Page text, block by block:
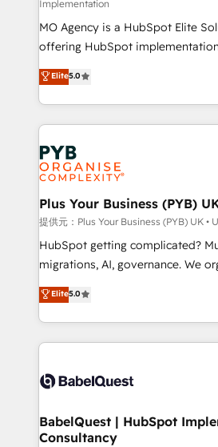
integrations across your full tech
object setup, CMS builds, and
- Dashboards, lifecycle
nurturing sequences. - Cross-hub
Marketing, Sales, Operations, and
Ongoing optimization, managed
scalable retainers. Let’s make HubSpot your most
powerful growth engine. Built to
drive results.
Implementation
MO Agency is a HubSpot Elite
offering HubSpot
automation, CRM and RevOps
paid media, content marketing,
search optimisation), and
WordPress development. We work with enterprise
and growth-led companies across
professional services, financial
industrial sectors. Offices in
Town, Dubai & London. 500+ HubSpot CRM
implementations delivered. AI
across ChatGPT, Claude,
Google AI Overviews. HubSpot Impact Award -
Innovation HubSpot Impact
Migration Excellence HubSpot
accreditations with HubSpot.
Elite5.0
Plus Your Business (PYB)
提供元：Plus Your Business (PYB) UK •
HubSpot getting complicated?
migrations, AI, governance. We organise that
complexity, so your team can put
Welcome to our Profile! We help with: •
implementation, reports,
training • CRM migration from
custom API integrations with ERP
operations A little about us: • Boutique 'Elite' team of
12 • 150+ clients across Sales
Elite5.0
BabelQuest | HubSpot
Consultancy